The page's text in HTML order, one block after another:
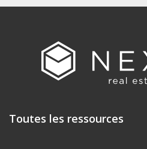
Toutes les ressources